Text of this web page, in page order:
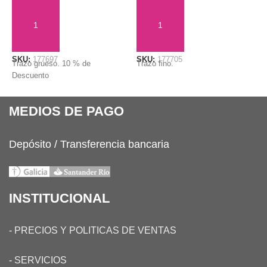
SKU: 177697
Trazo grueso. 10 % de
Descuento
SKU: 177705
Trazo fino.
MEDIOS DE PAGO
Depósito / Transferencia bancaria
INSTITUCIONAL
- PRECIOS Y POLITICAS DE VENTAS
- SERVICIOS